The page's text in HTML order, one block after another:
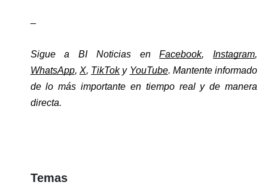
Sigue a BI Noticias en Facebook, Instagram,
WhatsApp, X, TikTok y YouTube. Mantente informado
de lo más importante en tiempo real y de manera
directa.
Temas